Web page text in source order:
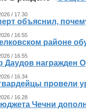
/ 17.30
объяснил,
/ 16.55
районе
/ 16.55
Даудов награжден
/ 16.34
провели
/ 16.28
Чечни